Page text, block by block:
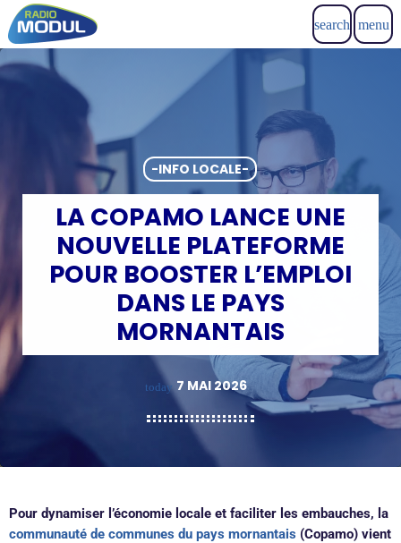
search menu
-INFO LOCALE-
LA COPAMO LANCE UNE
NOUVELLE PLATEFORME
POUR BOOSTER L’EMPLOI
DANS LE PAYS
MORNANTAIS
today 7 MAI 2026
Pour dynamiser l’économie locale et faciliter les embauches, la
communauté de communes du pays mornantais (Copamo) vient